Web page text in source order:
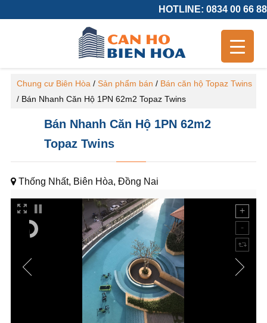
HOTLINE: 0834 00 66 88
Chung cư Biên Hòa / Sản phẩm bán / Bán căn hộ Topaz Twins
/ Bán Nhanh Căn Hộ 1PN 62m2 Topaz Twins
Bán Nhanh Căn Hộ 1PN 62m2
Topaz Twins
Thống Nhất, Biên Hòa, Đồng Nai